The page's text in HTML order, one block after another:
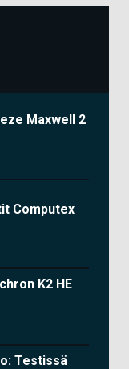
Maxwell 2
Computex
K2 HE
Testissä